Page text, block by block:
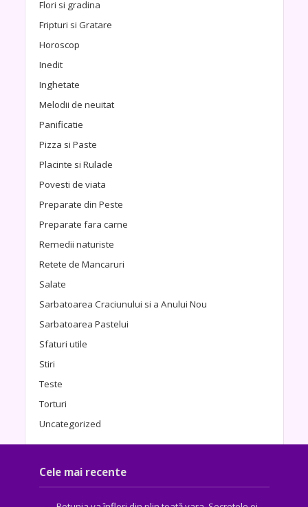
Flori si gradina
Fripturi si Gratare
Horoscop
Inedit
Inghetate
Melodii de neuitat
Panificatie
Pizza si Paste
Placinte si Rulade
Povesti de viata
Preparate din Peste
Preparate fara carne
Remedii naturiste
Retete de Mancaruri
Salate
Sarbatoarea Craciunului si a Anului Nou
Sarbatoarea Pastelui
Sfaturi utile
Stiri
Teste
Torturi
Uncategorized
Cele mai recente